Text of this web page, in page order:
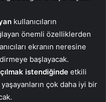
kullanıcıların
önemli özelliklerden
ekranın neresine
başlayacak.
istendiğinde etkili
çok daha iyi bir